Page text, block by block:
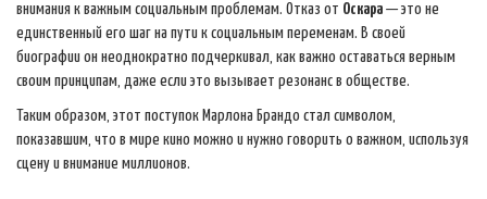
внимания к важным социальным проблемам. Отказ от Оскара — это не
единственный его шаг на пути к социальным переменам. В своей
биографии он неоднократно подчеркивал, как важно оставаться верным
своим принципам, даже если это вызывает резонанс в обществе.
Таким образом, этот поступок Марлона Брандо стал символом,
показавшим, что в мире кино можно и нужно говорить о важном, используя
сцену и внимание миллионов.